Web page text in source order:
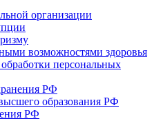
организации
возможностями здоровья
персональных
РФ
образования РФ
РФ